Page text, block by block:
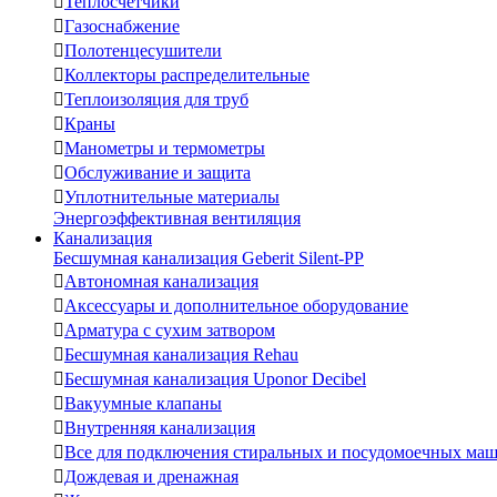
Газоснабжение
Полотенцесушители
Коллекторы распределительные
Теплоизоляция для труб
Краны
Манометры и термометры
Обслуживание и защита
Уплотнительные материалы
Энергоэффективная вентиляция
Канализация
Бесшумная канализация Geberit Silent-PP
Автономная канализация
Аксессуары и дополнительное оборудование
Арматура с сухим затвором
Бесшумная канализация Rehau
Бесшумная канализация Uponor Decibel
Вакуумные клапаны
Внутренняя канализация
Все для подключения стиральных и посудомоечных
Дождевая и дренажная